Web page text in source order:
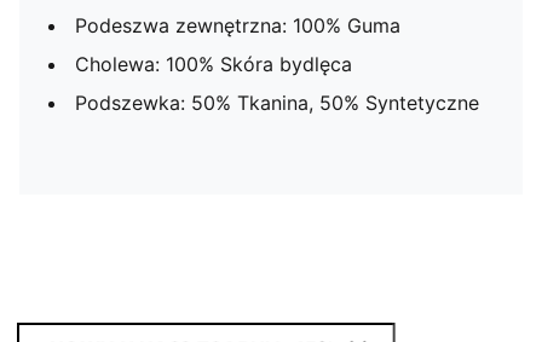
Podeszwa zewnętrzna: 100% Guma
Cholewa: 100% Skóra bydlęca
Podszewka: 50% Tkanina, 50% Syntetyczne